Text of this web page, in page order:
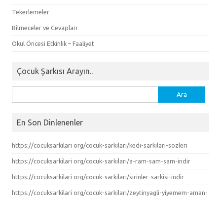
Tekerlemeler
Bilmeceler ve Cevapları
Okul Öncesi Etkinlik – Faaliyet
Çocuk Şarkısı Arayın..
En Son Dinlenenler
https://cocuksarkilari org/cocuk-sarkilari/kedi-sarkilari-sozleri
https://cocuksarkilari org/cocuk-sarkilari/a-ram-sam-sam-indir
https://cocuksarkilari org/cocuk-sarkilari/sirinler-sarkisi-indir
https://cocuksarkilari org/cocuk-sarkilari/zeytinyagli-yiyemem-aman-